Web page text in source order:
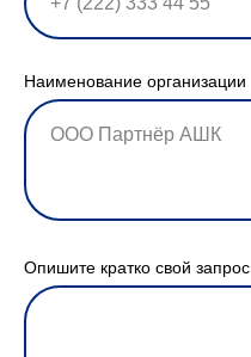
Наименование организации
Опишите кратко свой запрос